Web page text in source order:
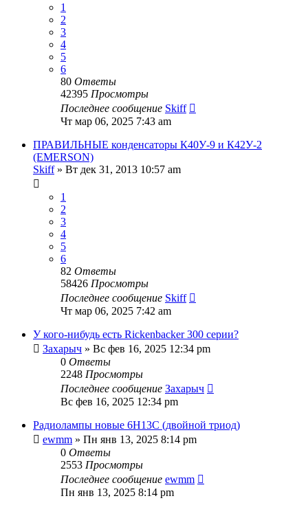
1
2
3
4
5
6
80 Ответы
42395 Просмотры
Последнее сообщение Skiff
Чт мар 06, 2025 7:43 am
ПРАВИЛЬНЫЕ конденсаторы К40У-9 и К42У-2
(EMERSON)
Skiff» Вт дек 31, 2013 10:57 am
1
2
3
4
5
6
82 Ответы
58426 Просмотры
Последнее сообщение Skiff
Чт мар 06, 2025 7:42 am
У кого-нибудь есть Rickenbacker 300 серии?
Захарыч » Вс фев 16, 2025 12:34 pm
0 Ответы
2248 Просмотры
Последнее сообщение Захарыч
Вс фев 16, 2025 12:34 pm
Радиолампы новые 6Н13С (двойной триод)
ewmm » Пн янв 13, 2025 8:14 pm
0 Ответы
2553 Просмотры
Последнее сообщение ewmm
Пн янв 13, 2025 8:14 pm